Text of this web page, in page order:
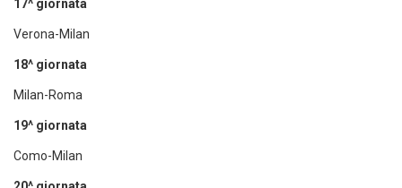
17^ giornata
Verona-Milan
18^ giornata
Milan-Roma
19^ giornata
Como-Milan